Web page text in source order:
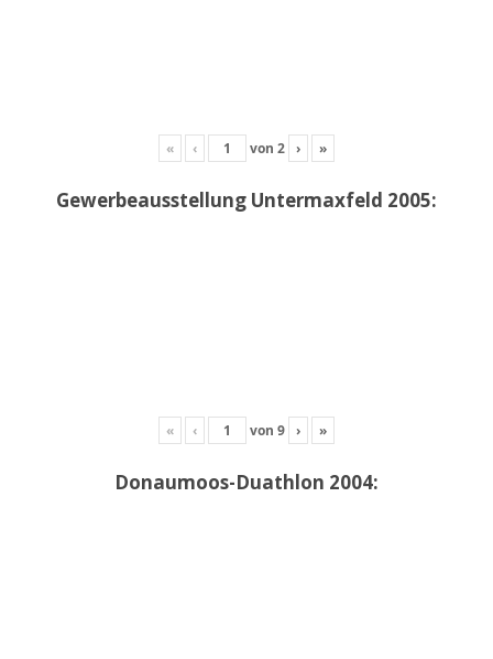
« ‹ von 2 › »
Gewerbeausstellung Untermaxfeld 2005:
« ‹ von 9 › »
Donaumoos-Duathlon 2004: